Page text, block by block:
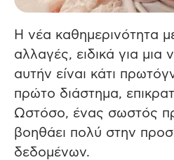
Η νέα καθημερινότητα
αλλαγές, ειδικά για μια
αυτήν είναι κάτι
πρώτο διάστημα,
Ωστόσο, ένας σωστός
βοηθάει πολύ στην
δεδομένων.